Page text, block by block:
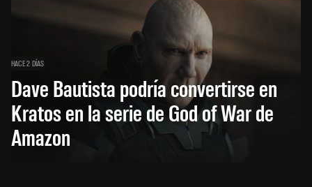
HACE 2 DÍAS
Dave Bautista podría convertirse en
Kratos en la serie de God of War de
Amazon